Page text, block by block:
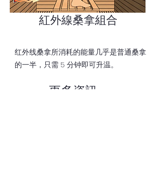
紅外線桑拿組合
红外线桑拿所消耗的能量几乎是普通桑拿
的一半，只需 5 分钟即可升温。
更多資訊